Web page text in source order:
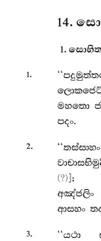
14.
1.
1.
මහතො
පදං.
2.
(?)] ;
අඤ්ජලිං
ආසහං
3. ‘‘යථා